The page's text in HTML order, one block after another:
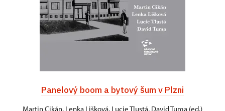
Panelový boom a bytový šum v Plzni
Martin Cikán, Lenka Lišková, Lucie Tlustá, David Tuma (ed.)